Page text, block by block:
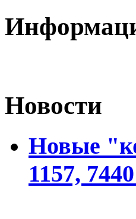
Новости
Новые
1157,